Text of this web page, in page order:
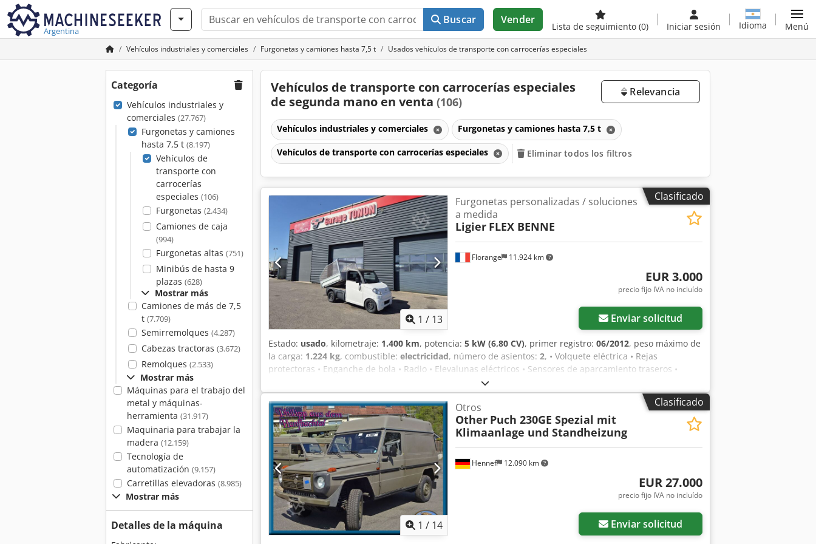
Argentina
Buscar Vender
Lista de seguimiento (0) Iniciar sesión Idioma Menú
Vehículos industriales y comerciales Furgonetas y camiones hasta 7,5 t Usados vehículos de transporte con carrocerías especiales
Categoría
Vehículos industriales y
comerciales (27.767)
Furgonetas y camiones
hasta 7,5 t (8.197)
Vehículos de
transporte con
carrocerías
especiales (106)
Furgonetas (2.434)
Camiones de caja
(994)
Furgonetas altas (751)
Minibús de hasta 9
plazas (628)
Mostrar más
Camiones de más de 7,5
t (7.709)
Semirremolques (4.287)
Cabezas tractoras (3.672)
Remolques (2.533)
Mostrar más
Máquinas para el trabajo del
metal y máquinas-
herramienta (31.917)
Maquinaria para trabajar la
madera (12.159)
Tecnología de
automatización (9.157)
Carretillas elevadoras (8.985)
Mostrar más
Detalles de la máquina
Vehículos de transporte con carrocerías especiales
de segunda mano en venta (106)
Relevancia
Vehículos industriales y comerciales Furgonetas y camiones hasta 7,5 t
Vehículos de transporte con carrocerías especiales Eliminar todos los filtros
Clasificado
1 / 13
Florange 11.924 km
Furgonetas personalizadas / soluciones
a medida
Ligier FLEX BENNE
EUR 3.000
precio fijo IVA no incluído
Enviar solicitud
Estado: usado, kilometraje: 1.400 km, potencia: 5 kW (6,80 CV), primer registro: 06/2012, peso máximo de
la carga: 1.224 kg, combustible: electricidad, número de asientos: 2, • Volquete eléctrica • Rejas
protectoras • Enganche de bola • Radio • Elevalunas eléctricos • Sensores de aparcamiento traseros •
Discos y pastillas de freno delanteros nuevos Crjdpfx Aozr Aaheggjf • 4 neumáticos nuevos
Clasificado
1 / 14
Hennef 12.090 km
Otros
Other Puch 230GE Spezial mit
Klimaanlage und Standheizung
EUR 27.000
precio fijo IVA no incluído
Enviar solicitud